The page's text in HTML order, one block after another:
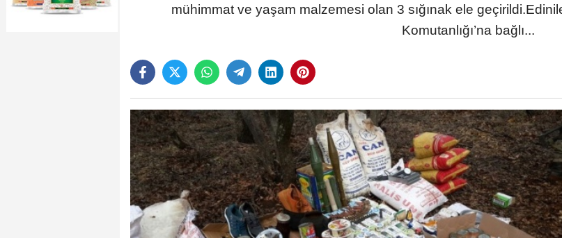
mühimmat ve yaşam malzemesi olan 3 sığınak ele
Komutanlığı’na bağlı...